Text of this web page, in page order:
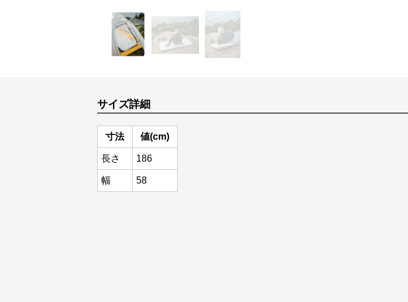
サイズ詳細
寸法 値(cm)
長さ 186
幅 58